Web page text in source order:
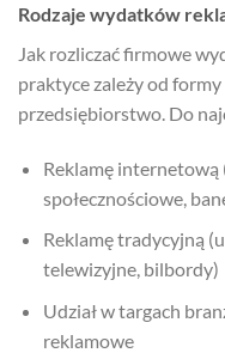
Rodzaje wydatków
Jak rozliczać firmowe
praktyce zależy od
przedsiębiorstwo. Do
Reklamę internetową
społecznościowe,
Reklamę tradycyjną
telewizyjne, bilbordy)
Udział w targach
reklamowe